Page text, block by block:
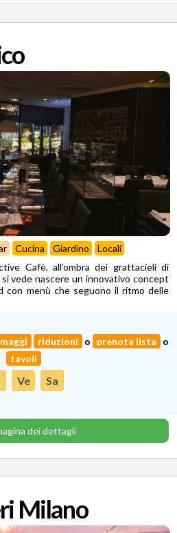
Cucina Giardino
Locali
Cafè, all’ombra dei grattacieli di
vede nascere un innovativo concept
con menù che seguono il ritmo delle
riduzioni o prenota lista
o
tavoli
Ve Sa
dei dettagli
Milano